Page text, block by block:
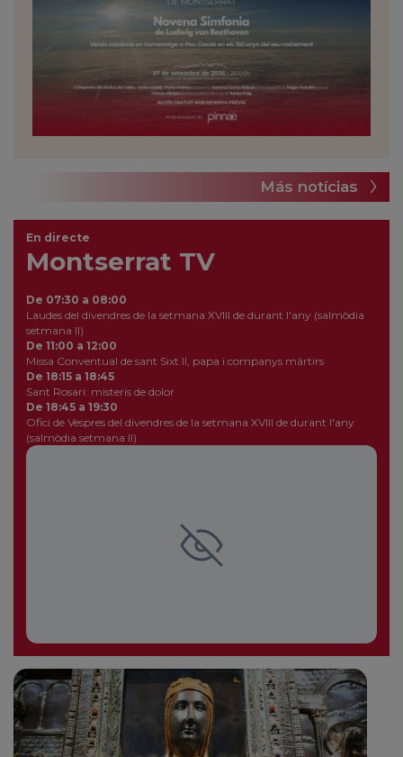
Más notícias
En directe
Montserrat TV
De 07:30 a 08:00
Laudes del divendres de la setmana XVIII de durant l'any (salmòdia
setmana II)
De 11:00 a 12:00
Missa Conventual de sant Sixt II, papa i companys màrtirs
De 18:15 a 18:45
Sant Rosari: misteris de dolor
De 18:45 a 19:30
Ofici de Vespres del divendres de la setmana XVIII de durant l'any
(salmòdia setmana II)